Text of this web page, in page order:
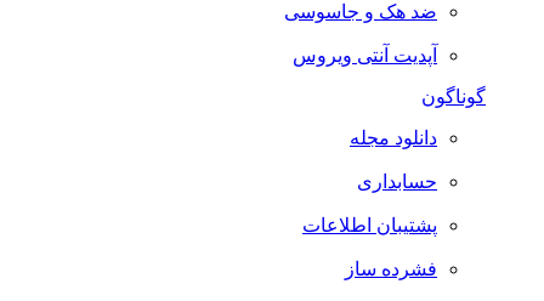
ضد هک و جاسوسی
آپدیت آنتی ویروس
گوناگون
دانلود مجله
حسابداری
پشتیبان اطلاعات
فشرده ساز